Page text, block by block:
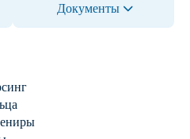
Документы